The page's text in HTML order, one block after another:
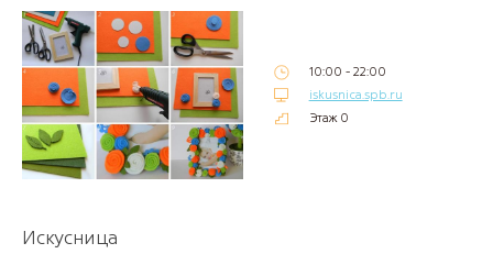
Искусница
10:00 - 22:00
iskusnica.spb.ru
Этаж 0